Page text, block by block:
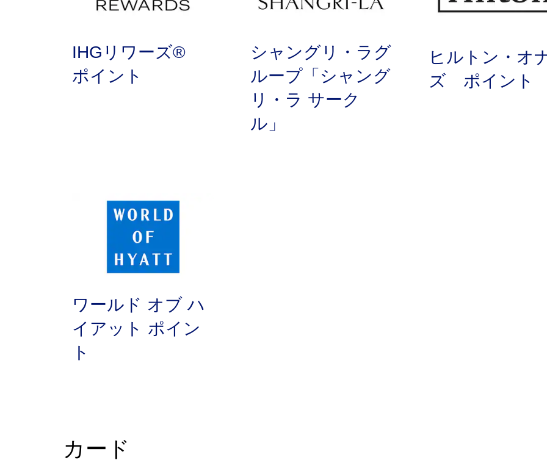
IHGリワーズ®
ポイント
シャングリ・ラグ
ループ「シャング
リ・ラ サーク
ル」
ヒルトン・オ
ズ ポイント
ワールド オブ ハ
イアット ポイン
ト
カード